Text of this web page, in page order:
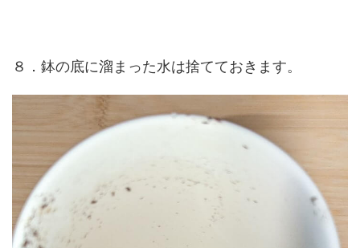
８．鉢の底に溜まった水は捨てておきます。